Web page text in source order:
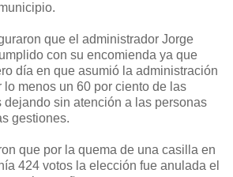
que el administrador Jorge
con su encomienda ya que
día en que asumió la administración
lo menos un 60 por ciento de las
sin atención a las personas
gestiones.
que por la quema de una casilla en
424 votos la elección fue anulada el